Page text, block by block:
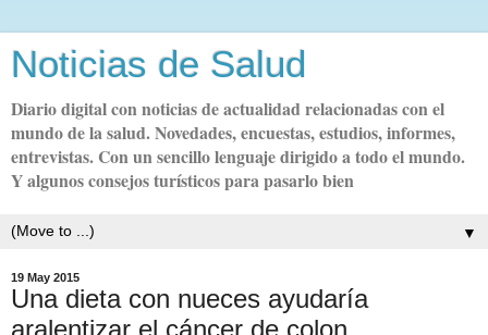
Noticias de Salud
Diario digital con noticias de actualidad relacionadas con el
mundo de la salud. Novedades, encuestas, estudios, informes,
entrevistas. Con un sencillo lenguaje dirigido a todo el mundo.
Y algunos consejos turísticos para pasarlo bien
▼
19 May 2015
Una dieta con nueces ayudaría
aralentizar el cáncer de colon